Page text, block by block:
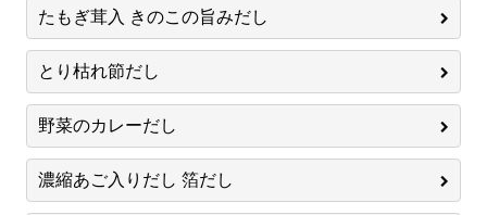
たもぎ茸入 きのこの旨みだし
とり枯れ節だし
野菜のカレーだし
濃縮あご入りだし 箔だし